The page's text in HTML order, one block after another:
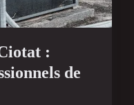
:
de